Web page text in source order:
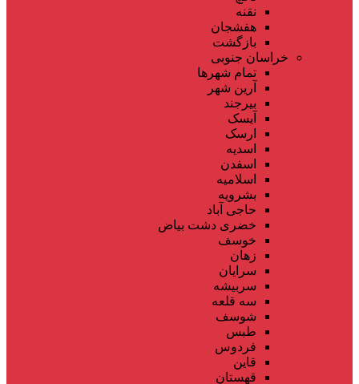
نقنه
هفشجان
بازگشت
خراسان جنوبی
تمام شهر‌ها
آرین شهر
بیرجند
آیسک
ارسک
اسدیه
اسفدن
اسلامیه
بشرویه
حاجی آباد
خضری دشت بیاض
خوسف
زهان
سرایان
سربیشه
سه قلعه
شوسف
طبس
فردوس
قاین
قهستان